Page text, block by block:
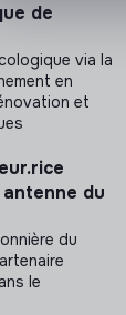
de
via la
en
et
du
du
le